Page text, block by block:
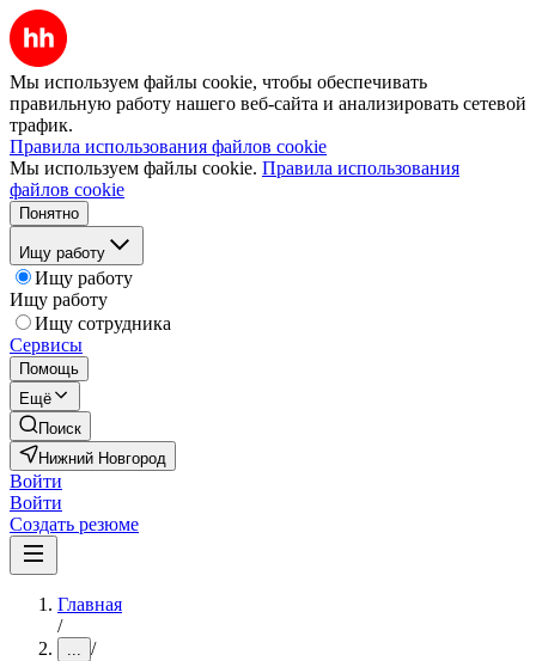
Мы используем файлы cookie, чтобы обеспечивать
правильную работу нашего веб-сайта и анализировать сетевой
трафик.
Правила использования файлов cookie
Мы используем файлы cookie. Правила использования
файлов cookie
Понятно
Ищу работу
Ищу работу
Ищу работу
Ищу сотрудника
Сервисы
Помощь
Ещё
Поиск
Нижний Новгород
Войти
Войти
Создать резюме
Главная
/
... /